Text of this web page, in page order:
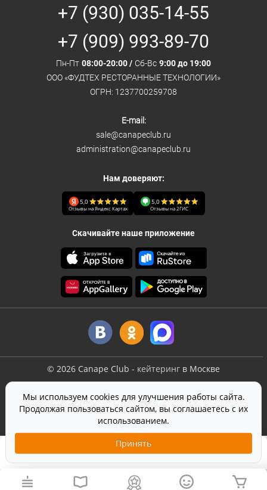
1 390 ₽ 6 шт. Добавить в корзину
+7 (930) 035-14-55
+7 (909) 993-89-70
Пн-Пт 08:00-20:00 / Сб-Вс 9:00 до 19:00
ООО «ФУДТЕХ РЕСТОРАННЫЕ ТЕХНОЛОГИИ»
ОГРН: 1237700259708
E-mail:
sale@canapeclub.ru
administration@canapeclub.ru
Нам доверяют:
5,0
Отзывы на Яндекс Картах
5,0
Отзывы на 2ГИС
Скачивайте наше приложение
© 2026 Canape Club - кейтеринг в Москве
Политика конфиденциальности
Согласие на обработку персональных данных
На сайте используетсяSmartCaptcha
Мы используем cookies для улучшения работы сайта.
Продолжая пользоваться сайтом, вы соглашаетесь с их
использованием.
Принять